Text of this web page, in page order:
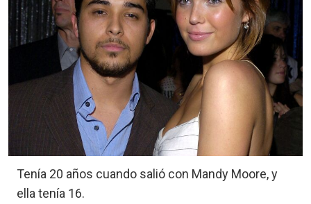
Tenía 20 años cuando salió con Mandy Moore, y
ella tenía 16.